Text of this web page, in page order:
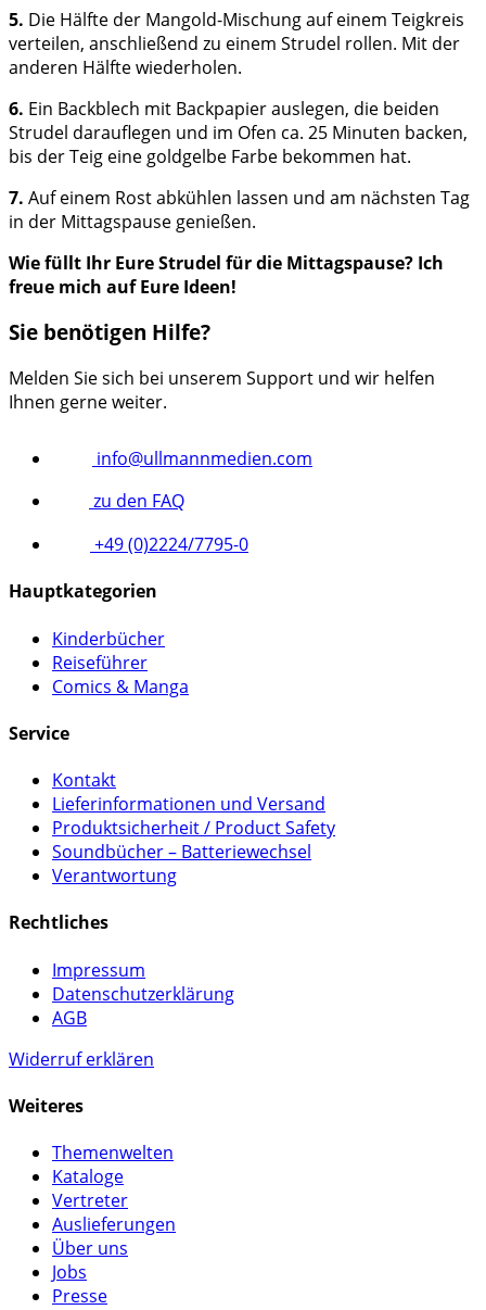
5. Die Hälfte der Mangold-Mischung auf einem Teigkreis
verteilen, anschließend zu einem Strudel rollen. Mit der
anderen Hälfte wiederholen.
6. Ein Backblech mit Backpapier auslegen, die beiden
Strudel darauflegen und im Ofen ca. 25 Minuten backen,
bis der Teig eine goldgelbe Farbe bekommen hat.
7. Auf einem Rost abkühlen lassen und am nächsten Tag
in der Mittagspause genießen.
Wie füllt Ihr Eure Strudel für die Mittagspause? Ich
freue mich auf Eure Ideen!
Sie benötigen Hilfe?
Melden Sie sich bei unserem Support und wir helfen
Ihnen gerne weiter.
info@ullmannmedien.com
zu den FAQ
+49 (0)2224/7795-0
Hauptkategorien
Kinderbücher
Reiseführer
Comics & Manga
Service
Kontakt
Lieferinformationen und Versand
Produktsicherheit / Product Safety
Soundbücher – Batteriewechsel
Verantwortung
Rechtliches
Impressum
Datenschutzerklärung
AGB
Widerruf erklären
Weiteres
Themenwelten
Kataloge
Vertreter
Auslieferungen
Über uns
Jobs
Presse